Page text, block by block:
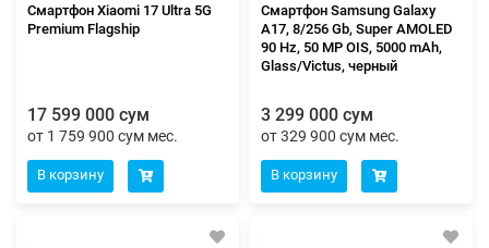
Смартфон Xiaomi 17 Ultra 5G
Premium Flagship
17 599 000 сум
от 1 759 900 сум мес.
В корзину
Смартфон Samsung Galaxy
A17, 8/256 Gb, Super AMOLED
90 Hz, 50 MP OIS, 5000 mAh,
Glass/Victus, черный
3 299 000 сум
от 329 900 сум мес.
В корзину